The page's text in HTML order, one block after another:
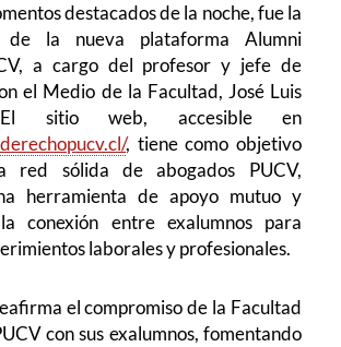
destacados de la noche, fue la
de la nueva plataforma Alumni
a cargo del profesor y jefe de
el Medio de la Facultad, José Luis
El sitio web, accesible en
, tiene como objetivo
red sólida de abogados PUCV,
herramienta de apoyo mutuo y
conexión entre exalumnos para
laborales y profesionales.
el compromiso de la Facultad
con sus exalumnos, fomentando